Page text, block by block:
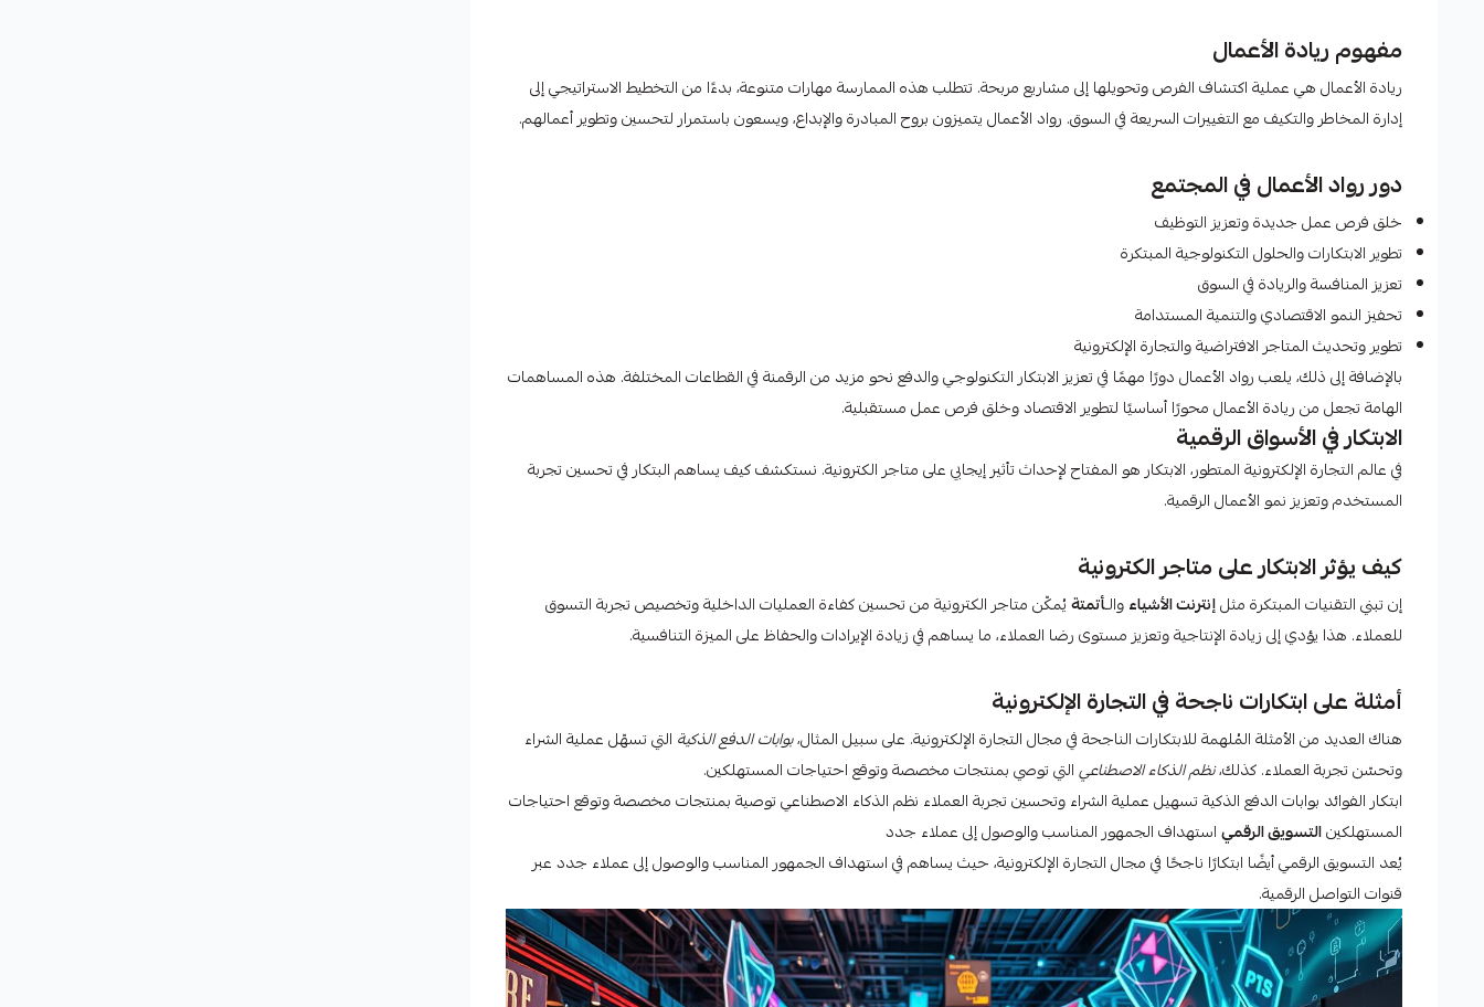
مفهوم ريادة الأعمال
ريادة الأعمال هي عملية اكتشاف الفرص وتحويلها إلى مشاريع مربحة. تتطلب هذه الممارسة مهارات متنوعة، بدءًا من التخطيط الاستراتيجي إلى
إدارة المخاطر والتكيف مع التغييرات السريعة في السوق. رواد الأعمال يتميزون بروح المبادرة والإبداع، ويسعون باستمرار لتحسين وتطوير أعمالهم.
دور رواد الأعمال في المجتمع
خلق فرص عمل جديدة وتعزيز التوظيف
تطوير الابتكارات والحلول التكنولوجية المبتكرة
تعزيز المنافسة والريادة في السوق
تحفيز النمو الاقتصادي والتنمية المستدامة
تطوير وتحديث المتاجر الافتراضية والتجارة الإلكترونية
بالإضافة إلى ذلك، يلعب رواد الأعمال دورًا مهمًا في تعزيز الابتكار التكنولوجي والدفع نحو مزيد من الرقمنة في القطاعات المختلفة. هذه المساهمات
الهامة تجعل من ريادة الأعمال محورًا أساسيًا لتطوير الاقتصاد وخلق فرص عمل مستقبلية.
الابتكار في الأسواق الرقمية
في عالم التجارة الإلكترونية المتطور، الابتكار هو المفتاح لإحداث تأثير إيجابي على متاجر الكترونية. نستكشف كيف يساهم البتكار في تحسين تجربة
المستخدم وتعزيز نمو الأعمال الرقمية.
كيف يؤثر الابتكار على متاجر الكترونية
إن تبني التقنيات المبتكرة مثلإنترنت الأشياءوالـأتمتةيُمكّن متاجر الكترونية من تحسين كفاءة العمليات الداخلية وتخصيص تجربة التسوق
للعملاء. هذا يؤدي إلى زيادة الإنتاجية وتعزيز مستوى رضا العملاء، ما يساهم في زيادة الإيرادات والحفاظ على الميزة التنافسية.
أمثلة على ابتكارات ناجحة في التجارة الإلكترونية
هناك العديد من الأمثلة المُلهمة للابتكارات الناجحة في مجال التجارة الإلكترونية. على سبيل المثال،بوابات الدفع الذكية التي تسهّل عملية الشراء
وتحسّن تجربة العملاء. كذلك،نظم الذكاء الاصطناعيالتي توصي بمنتجات مخصصة وتوقع احتياجات المستهلكين.
ابتكار الفوائد بوابات الدفع الذكية تسهيل عملية الشراء وتحسين تجربة العملاء نظم الذكاء الاصطناعي توصية بمنتجات مخصصة وتوقع احتياجات
المستهلكينالتسويق الرقمياستهداف الجمهور المناسب والوصول إلى عملاء جدد
يُعد التسويق الرقمي أيضًا ابتكارًا ناجحًا في مجال التجارة الإلكترونية، حيث يساهم في استهداف الجمهور المناسب والوصول إلى عملاء جدد عبر
قنوات التواصل الرقمية.